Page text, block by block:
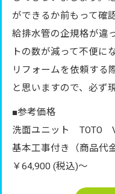
ができるか前もって確
給排水管の企規格が違
トの数が減って不便に
リフォームを依頼する
と思いますので、必ず
■参考価格
洗面ユニット TOTO
基本工事付き（商品代
￥64,900 (税込)～